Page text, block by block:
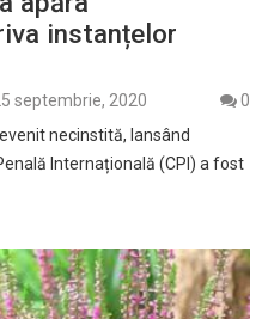
instanțelor
septembrie, 2020
0
necinstită, lansând
Internațională (CPI) a fost